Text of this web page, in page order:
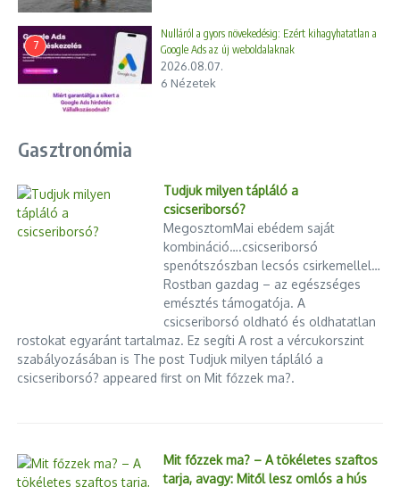
7
Nulláról a gyors növekedésig: Ezért kihagyhatatlan a
Google Ads az új weboldalaknak
2026.08.07.
6 Nézetek
Gasztronómia
Tudjuk milyen tápláló a
csicseriborsó?
MegosztomMai ebédem saját
kombináció….csicseriborsó
spenótszószban lecsós csirkemellel…
Rostban gazdag – az egészséges
emésztés támogatója. A
csicseriborsó oldható és oldhatatlan
rostokat egyaránt tartalmaz. Ez segíti A rost a vércukorszint
szabályozásában is The post Tudjuk milyen tápláló a
csicseriborsó? appeared first on Mit főzzek ma?.
Mit főzzek ma? – A tökéletes szaftos
tarja, avagy: Mitől lesz omlós a hús